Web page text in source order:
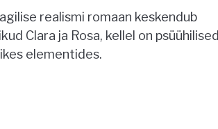
realismi romaan keskendub
Clara ja Rosa, kellel on psüühilised
elementides.